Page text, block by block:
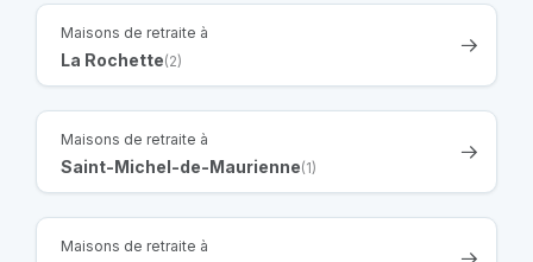
Maisons de retraite à
La Rochette(2)
Maisons de retraite à
Saint-Michel-de-Maurienne(1)
Maisons de retraite à